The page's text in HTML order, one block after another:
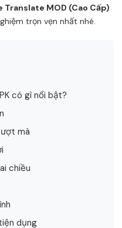
Translate MOD (Cao Cấp)
trọn vẹn nhất nhé.
có gì nổi bật?
mà
chiều
dụng